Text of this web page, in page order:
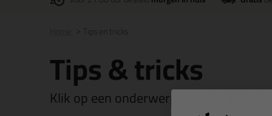
Tips en tricks
Tips & tricks
Klik op een onderwerp voor de juiste